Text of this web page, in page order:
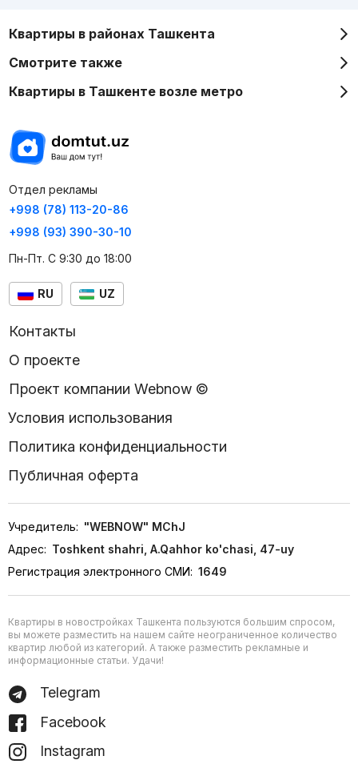
Квартиры в районах Ташкента
Смотрите также
Квартиры в Ташкенте возле метро
Отдел рекламы
+998 (78) 113-20-86
+998 (93) 390-30-10
Пн-Пт. С 9:30 до 18:00
RU UZ
Контакты
О проекте
Проект компании Webnow ©
Условия использования
Политика конфиденциальности
Публичная оферта
Учредитель: "WEBNOW" MChJ
Адрес: Toshkent shahri, A.Qahhor ko'chasi, 47-uy
Регистрация электронного СМИ: 1649
Квартиры в новостройках Ташкента пользуются большим спросом,
вы можете разместить на нашем сайте неограниченное количество
квартир любой из категорий. А также разместить рекламные и
информационные статьи. Удачи!
Telegram
Facebook
Instagram